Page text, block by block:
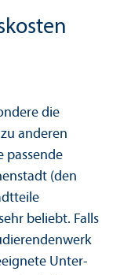
die
anderen
passende
(den
beliebt. Falls
Unter­